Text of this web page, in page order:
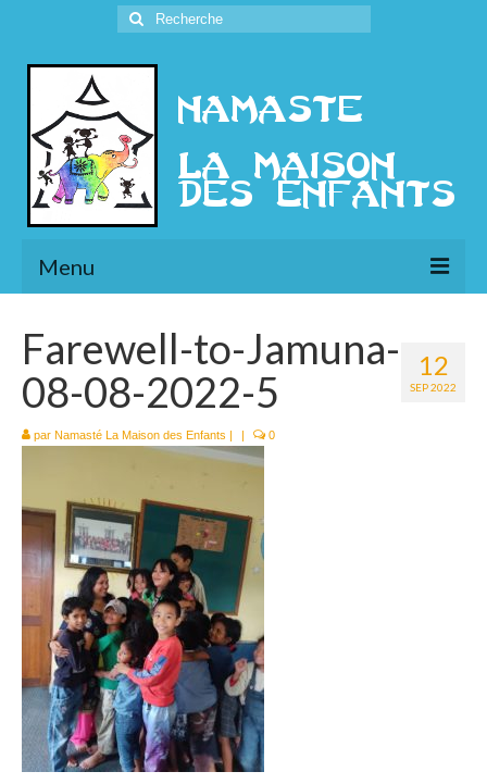
Rechercher
:
Menu
Présentation
l’Ethique
Historique
Le Népal
Documents
Parrainages
Missions 2023
Actualités
Nous contacter
12
SEP 2022
Farewell-to-Jamuna-
08-08-2022-5
par Namasté La Maison des Enfants | | 0